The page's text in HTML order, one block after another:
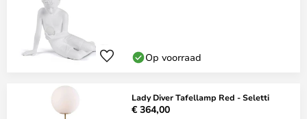
Op voorraad
Lady Diver Tafellamp Red - Seletti
€ 364,00